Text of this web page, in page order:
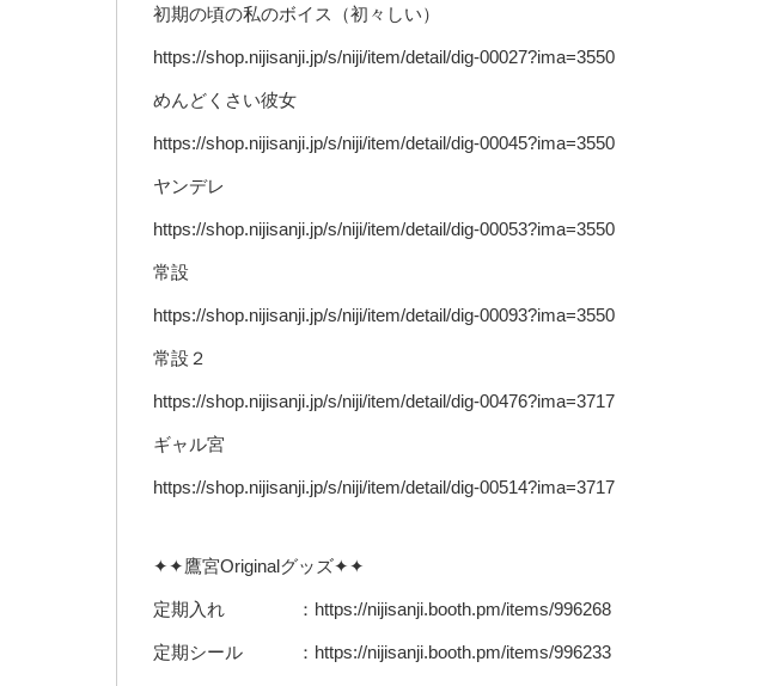
初期の頃の私のボイス（初々しい）
https://shop.nijisanji.jp/s/niji/item/detail/dig-00027?ima=3550
めんどくさい彼女
https://shop.nijisanji.jp/s/niji/item/detail/dig-00045?ima=3550
ヤンデレ
https://shop.nijisanji.jp/s/niji/item/detail/dig-00053?ima=3550
常設
https://shop.nijisanji.jp/s/niji/item/detail/dig-00093?ima=3550
常設２
https://shop.nijisanji.jp/s/niji/item/detail/dig-00476?ima=3717
ギャル宮
https://shop.nijisanji.jp/s/niji/item/detail/dig-00514?ima=3717
✦✦鷹宮Originalグッズ✦✦
定期入れ ：https://nijisanji.booth.pm/items/996268
定期シール ：https://nijisanji.booth.pm/items/996233